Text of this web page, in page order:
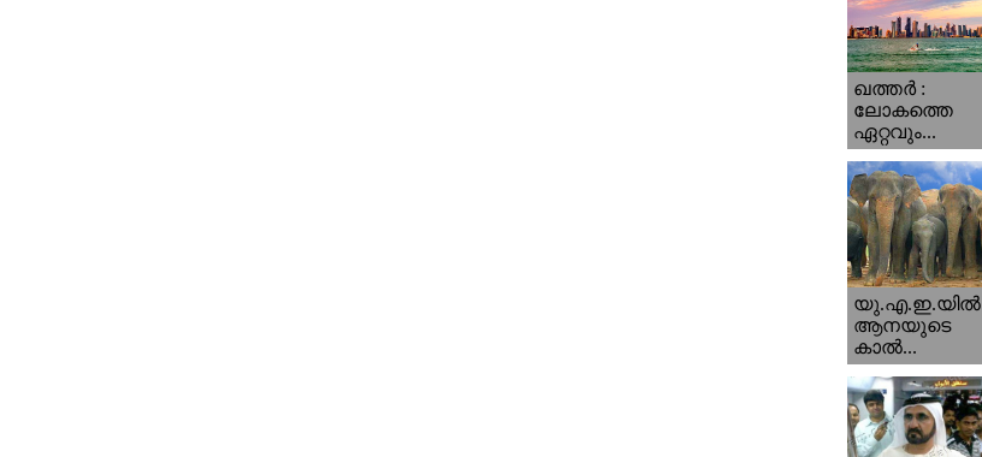
ഖത്തര്‍ :
ലോകത്തെ
ഏറ്റവും...
യു.എ.ഇ.യില്‍
ആനയുടെ
കാല്‍...